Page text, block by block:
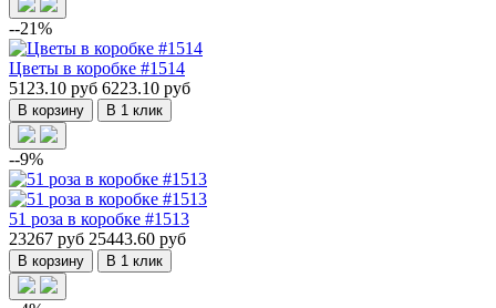
--21%
Цветы в коробке #1514
5123.10 руб 6223.10 руб
В корзину В 1 клик
--9%
51 роза в коробке #1513
23267 руб 25443.60 руб
В корзину В 1 клик